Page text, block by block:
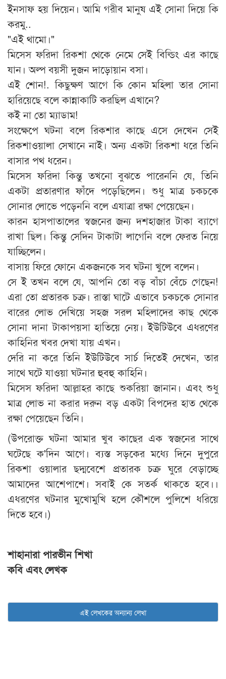
ইনসাফ হয় দিয়েন। আমি গরীব মানুষ এই সোনা দিয়ে কি
করমু..
"এই থামো।"
মিসেস ফরিদা রিকশা থেকে নেমে সেই বিল্ডিং এর কাছে
যান। অল্প বয়সী দুজন দাড়োয়ান বসা।
এই শোন!. কিছুক্ষণ আগে কি কোন মহিলা তার সোনা
হারিয়েছে বলে কান্নাকাটি করছিল এখানে?
কই না তো ম্যাডাম!
সংক্ষেপে ঘটনা বলে রিকশার কাছে এসে দেখেন সেই
রিকশাওয়ালা সেখানে নাই। অন্য একটা রিকশা ধরে তিনি
বাসার পথ ধরেন।
মিসেস ফরিদা কিন্তু তখনো বুঝতে পারেননি যে, তিনি
একটা প্রতারণার ফাঁদে পড়েছিলেন। শুধু মাত্র চকচকে
সোনার লোভে পড়েননি বলে এযাত্রা রক্ষা পেয়েছেন।
কারন হাসপাতালের স্বজনের জন্য দশহাজার টাকা ব্যাগে
রাখা ছিল। কিন্তু সেদিন টাকাটা লাগেনি বলে ফেরত নিয়ে
যাচ্ছিলেন।
বাসায় ফিরে ফোনে একজনকে সব ঘটনা খুলে বলেন।
সে ই তখন বলে যে, আপনি তো বড় বাঁচা বেঁচে গেছেন!
এরা তো প্রতারক চক্র। রাস্তা ঘাটে এভাবে চকচকে সোনার
বারের লোভ দেখিয়ে সহজ সরল মহিলাদের কাছ থেকে
সোনা দানা টাকাপয়সা হাতিয়ে নেয়। ইউটিউবে এধরণের
কাহিনির খবর দেখা যায় এখন।
দেরি না করে তিনি ইউটিউবে সার্চ দিতেই দেখেন, তার
সাথে ঘটে যাওয়া ঘটনার হুবহু কাহিনি।
মিসেস ফরিদা আল্লাহর কাছে শুকরিয়া জানান। এবং শুধু
মাত্র লোভ না করার দরুন বড় একটা বিপদের হাত থেকে
রক্ষা পেয়েছেন তিনি।
(উপরোক্ত ঘটনা আমার খুব কাছের এক স্বজনের সাথে
ঘটেছে ক'দিন আগে। ব্যস্ত সড়কের মধ্যে দিনে দুপুরে
রিকশা ওয়ালার ছদ্মবেশে প্রতারক চক্র ঘুরে বেড়াচ্ছে
আমাদের আশেপাশে। সবাই কে সতর্ক থাকতে হবে।।
এধরণের ঘটনার মুখোমুখি হলে কৌশলে পুলিশে ধরিয়ে
দিতে হবে।)
শাহানারা পারভীন শিখা
কবি এবং লেখক
এই লেখকের অন্যান্য লেখা